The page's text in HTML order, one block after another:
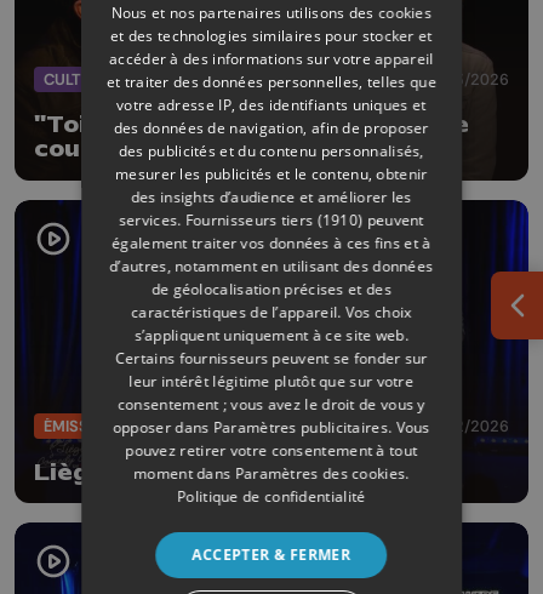
CULTURE 01/03/2026
"Toi c'est moi" une comédie sur le
couple au Théâtre de l'Etuve
ÉMISSIONS 13/02/2026
Liège Comedy Club by Qu4tre
Nous et nos partenaires utilisons des cookies
et des technologies similaires pour stocker et
accéder à des informations sur votre appareil
et traiter des données personnelles, telles que
votre adresse IP, des identifiants uniques et
des données de navigation, afin de proposer
des publicités et du contenu personnalisés,
mesurer les publicités et le contenu, obtenir
des insights d’audience et améliorer les
services. Fournisseurs tiers (1910) peuvent
également traiter vos données à ces fins et à
d’autres, notamment en utilisant des données
de géolocalisation précises et des
caractéristiques de l’appareil. Vos choix
s’appliquent uniquement à ce site web.
Certains fournisseurs peuvent se fonder sur
leur intérêt légitime plutôt que sur votre
consentement ; vous avez le droit de vous y
opposer dans Paramètres publicitaires. Vous
pouvez retirer votre consentement à tout
moment dans Paramètres des cookies.
Politique de confidentialité
ACCEPTER & FERMER